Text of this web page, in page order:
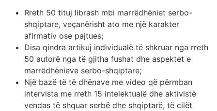
Rreth 50 tituj librash mbi marrëdhëniet serbo-
shqiptare, veçanërisht ato me një karakter
afirmativ ose pajtues;
Disa qindra artikuj individualë të shkruar nga rreth
50 autorë nga të gjitha fushat dhe aspektet e
marrëdhënieve serbo-shqiptare;
Një bazë të të dhënave me video që përmban
intervista me rreth 15 intelektualë dhe aktivistë
vendas të shquar serbë dhe shqiptarë, të cilët